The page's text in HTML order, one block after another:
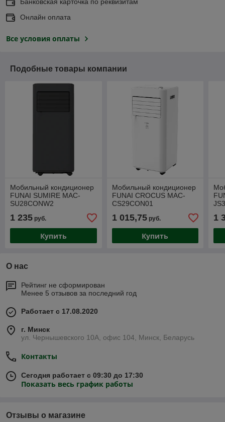
Онлайн оплата
Все условия оплаты
Подобные товары компании
Мобильный кондиционер
FUNAI SUMIRE MAC-
SU28CONW2
1 235 руб.
Купить
Мобильный кондиционер
FUNAI CROCUS MAC-
CS29CON01
1 015,75руб.
Купить
1
О нас
Рейтинг не сформирован
Менее 5 отзывов за последний год
Работает с 17.08.2020
г. Минск
ул. Чернышевского 10А, офис 104, Минск, Беларусь
Контакты
Сегодня работает с 09:30 до 17:30
Показать весь график работы
Отзывы о магазине